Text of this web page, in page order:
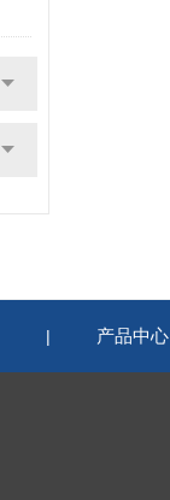
| 产品中心